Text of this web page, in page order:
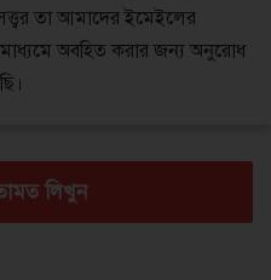
তা আমাদের ইমেইলের
অবহিত করার জন্য অনুরোধ
লিখুন